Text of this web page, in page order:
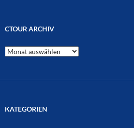
CTOUR ARCHIV
CTOUR
Archiv
KATEGORIEN